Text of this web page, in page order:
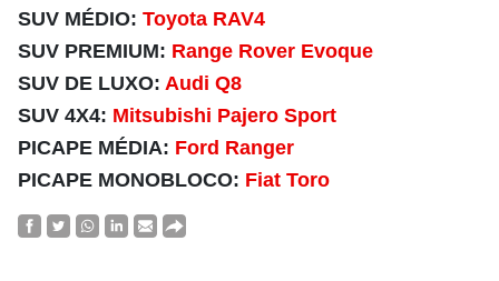
SUV MÉDIO: Toyota RAV4
SUV PREMIUM: Range Rover Evoque
SUV DE LUXO: Audi Q8
SUV 4X4: Mitsubishi Pajero Sport
PICAPE MÉDIA: Ford Ranger
PICAPE MONOBLOCO: Fiat Toro